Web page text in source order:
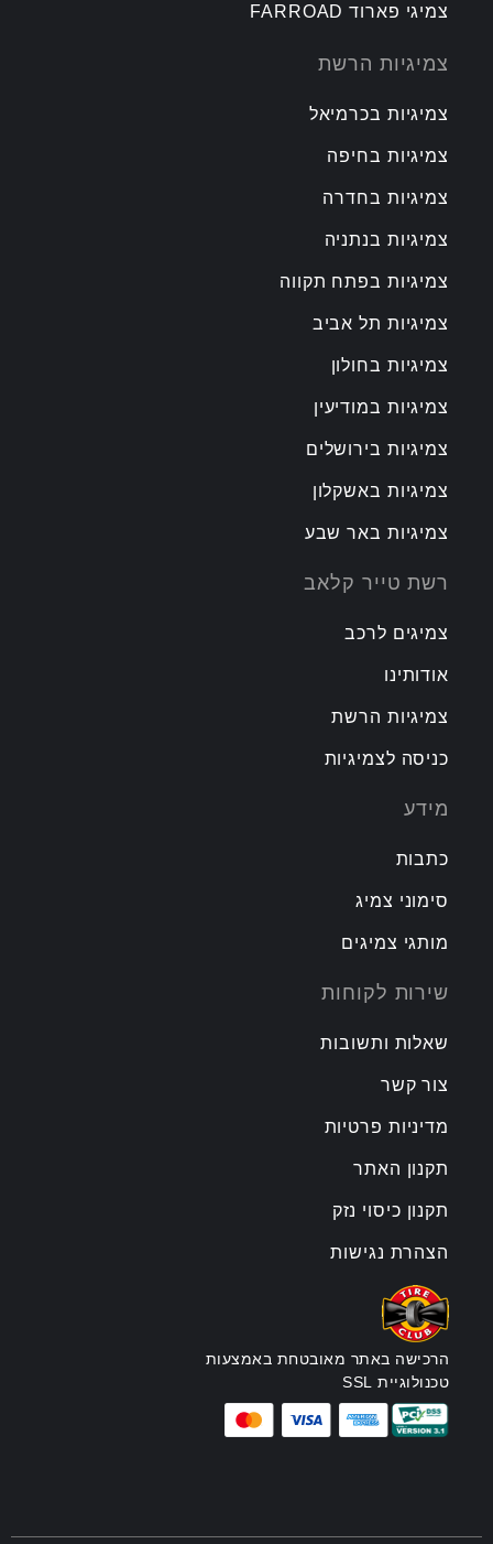
צמיגי פארוד FARROAD
צמיגיות הרשת
צמיגיות בכרמיאל
צמיגיות בחיפה
צמיגיות בחדרה
צמיגיות בנתניה
צמיגיות בפתח תקווה
צמיגיות תל אביב
צמיגיות בחולון
צמיגיות במודיעין
צמיגיות בירושלים
צמיגיות באשקלון
צמיגיות באר שבע
רשת טייר קלאב
צמיגים לרכב
אודותינו
צמיגיות הרשת
כניסה לצמיגיות
מידע
כתבות
סימוני צמיג
מותגי צמיגים
שירות לקוחות
שאלות ותשובות
צור קשר
מדיניות פרטיות
תקנון האתר
תקנון כיסוי נזק
הצהרת נגישות
הרכישה באתר מאובטחת באמצעות
טכנולוגיית SSL